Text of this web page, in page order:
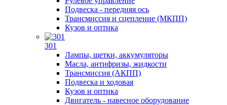
Подвеска - передняя ось
Трансмиссия и сцепление (МКПП)
Кузов и оптика
301
Лампы, щетки, аккумуляторы
Масла, антифризы, жидкости
Трансмиссия (АКПП)
Подвеска и ходовая
Кузов и оптика
Двигатель - навесное оборудование